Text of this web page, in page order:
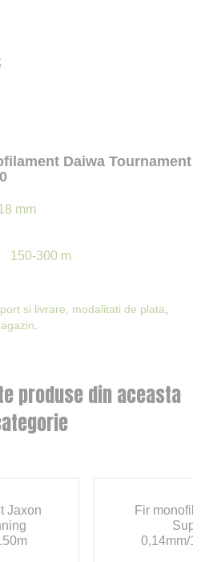
Daiwa Tournament
mm
150-300 m
si livrare, modalitati de plata
produse din aceasta
Jaxon
Fir
0,14mm/